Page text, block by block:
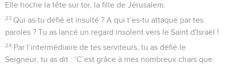
Elle hoche la tête sur toi, la fille de Jérusalem.
23 Qui as-tu défié et insulté ? A qui t’es-tu attaqué par tes
paroles ? Tu as lancé un regard insolent vers le Saint d'Israël !
24 Par l’intermédiaire de tes serviteurs, tu as défié le
Seigneur, tu as dit : ‘C’est grâce à mes nombreux chars que